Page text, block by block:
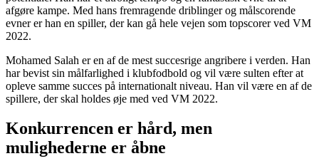
afgøre kampe. Med hans fremragende driblinger og målscorende
evner er han en spiller, der kan gå hele vejen som topscorer ved VM
2022.
Mohamed Salah er en af de mest succesrige angribere i verden. Han
har bevist sin målfarlighed i klubfodbold og vil være sulten efter at
opleve samme succes på internationalt niveau. Han vil være en af de
spillere, der skal holdes øje med ved VM 2022.
Konkurrencen er hård, men
mulighederne er åbne